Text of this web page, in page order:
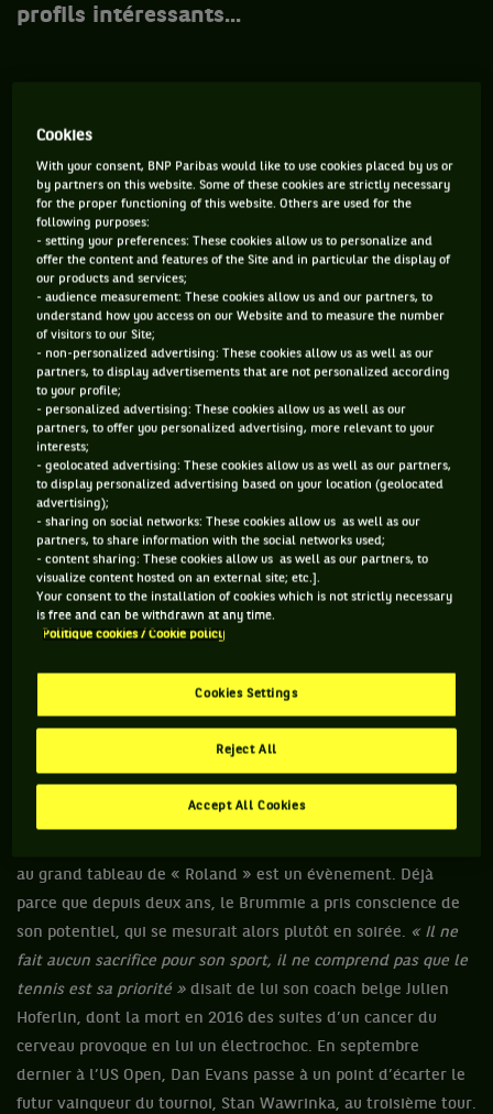
profils intéressants...
« Il sera top 20 d’ici 2015 ! ». Saint-Pétersbourg, octobre
2013. L’ancien n°1 mondial Yevgeny Kafelnikov lâche cette
prophétie. Pas encore classé à l’ATP, le jeune et inconnu
Karen vient tout juste de « taper » Janko Tipsarevic. Certes,
« Kafel » s’est peut-être un peu emballé : depuis 6 mois et sa
victoire, son jeu de déménageur casse plus qu’il ne passe et
K.K stagne aux portes du top 50. Mais attention, c’est ce
superbe pur-sang de 198 centimètres, drivé par le terrien
Galo Blanco sous le soleil de Catalogne, a mis fin l’automne
dernier à trois ans de disette pour le tennis russe en
remportant le tournoi ATP 250 de Chengdu. S’il n’a gagné que
trois matchs lors du premier trimestre 2017, une bonne
moitié des têtes de série rêvera de l’éviter au premier tour à
Paris. L’argument est irréfutable : un joueur qui a battu
Roberto Bautista-Agut sur la terre de Barcelone est tout à fait
apte à déboulonner d’autres gars du gotha.
Dan Evans, 26 ans, 44è mondial
Même si ce drôle de zigue perpétue la grande tradition des
au grand tableau de « Roland » est un évènement. Déjà
parce que depuis deux ans, le Brummie a pris conscience de
son potentiel, qui se mesurait alors plutôt en soirée. « Il ne
fait aucun sacrifice pour son sport, il ne comprend pas que le
tennis est sa priorité » disait de lui son coach belge Julien
Hoferlin, dont la mort en 2016 des suites d’un cancer du
cerveau provoque en lui un électrochoc. En septembre
dernier à l’US Open, Dan Evans passe à un point d’écarter le
futur vainqueur du tournoi, Stan Wawrinka, au troisième tour.
Cookies
With your consent, BNP Paribas would like to use cookies placed by us or
by partners on this website. Some of these cookies are strictly necessary
for the proper functioning of this website. Others are used for the
following purposes:
- setting your preferences: These cookies allow us to personalize and
offer the content and features of the Site and in particular the display of
our products and services;
- audience measurement: These cookies allow us and our partners, to
understand how you access on our Website and to measure the number
of visitors to our Site;
- non-personalized advertising: These cookies allow us as well as our
partners, to display advertisements that are not personalized according
to your profile;
- personalized advertising: These cookies allow us as well as our
partners, to offer you personalized advertising, more relevant to your
interests;
- geolocated advertising: These cookies allow us as well as our partners,
to display personalized advertising based on your location (geolocated
advertising);
- sharing on social networks: These cookies allow us as well as our
partners, to share information with the social networks used;
- content sharing: These cookies allow us as well as our partners, to
visualize content hosted on an external site; etc.].
Your consent to the installation of cookies which is not strictly necessary
is free and can be withdrawn at any time.
Politique cookies / Cookie policy
Cookies Settings
Reject All
Accept All Cookies